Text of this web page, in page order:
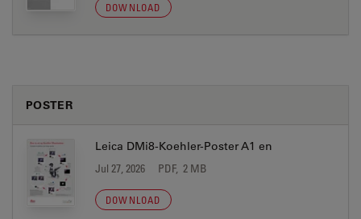
DOWNLOAD
POSTER
Leica DMi8-Koehler-Poster A1 en
Jul 27, 2026 PDF, 2 MB
DOWNLOAD